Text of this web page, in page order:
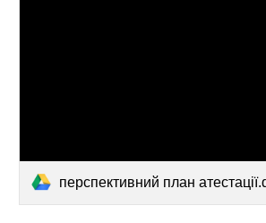
перспективний план